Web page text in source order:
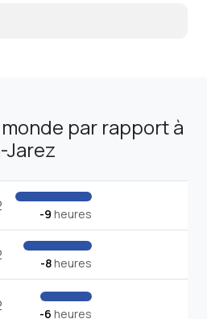
par rapport à
-9 heures
-8heures
-6 heures